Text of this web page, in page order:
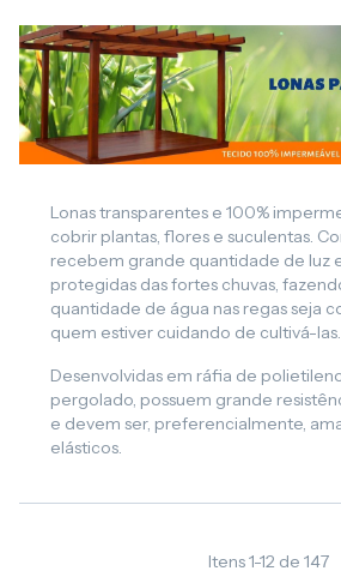
Lonas transparentes e 100%
cobrir plantas, flores e suculentas.
recebem grande quantidade de luz
protegidas das fortes chuvas,
quantidade de água nas regas seja
quem estiver cuidando de cultivá-las.
Desenvolvidas em ráfia de
pergolado, possuem grande
e devem ser, preferencialmente,
elásticos.
Itens1-12 de 147